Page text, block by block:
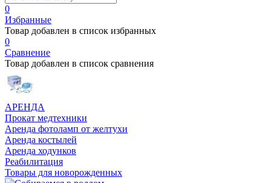
0
Избранные
Товар добавлен в список избранных
0
Сравнение
Товар добавлен в список сравнения
АРЕНДА
Прокат медтехники
Аренда фотоламп от желтухи
Аренда костылей
Аренда ходунков
Реабилитация
Товары для новорожденных